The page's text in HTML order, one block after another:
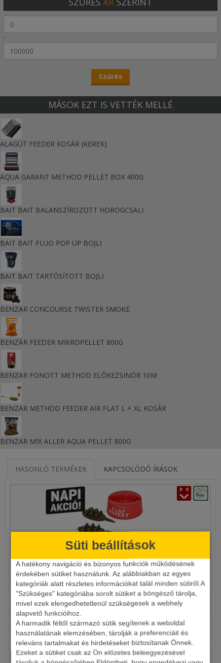
Süti beállítások
A hatékony navigáció és bizonyos funkciók működésének
érdekében sütiket használunk. Az alábbiakban az egyes
kategóriák alatt részletes információkat talál minden sütiről.A
"Szükséges" kategóriába sorolt sütiket a böngésző tárolja,
mivel ezek elengedhetetlenül szükségesek a webhely
alapvető funkcióihoz.
A harmadik féltől származó sütik segítenek a weboldal
használatának elemzésében, tárolják a preferenciáit és
releváns tartalmakat és hirdetéseket biztosítanak Önnek.
Ezeket a sütiket csak az Ön előzetes beleegyezésével
-
MÁSOK EZT IS VETTÉK MELLÉ
ALAGÚT FEEDER KOSÁR (KEREK)
AQUA GARANT METHOD PELLET BOX 400G
BAIT BAIT BALANSZÍROZOTT HOROGCSALI
BAIT BAIT FLUO POP UP BOJLI
BAIT BAIT TARTÓSÍTOTT BOJLI
BENZAR CONCOURSE TWISTER SMOKE
BENZÁR FEEDER MIKROPELLET 800G
BENZAR FONOTT METHOD ELŐKEZSINÓR 10M
BENZAR METHOD FEEDER AIR FLAT L + XL KOSÁR
BENZAR MIX ALLER AQUA PELLET 800G
HASONLÓ TERMÉKEK KAPCSOLÓDÓ ÍRÁSOK
CARP EXPERT METHOD KOSÁR SZETT
1 835 Ft
Részletek